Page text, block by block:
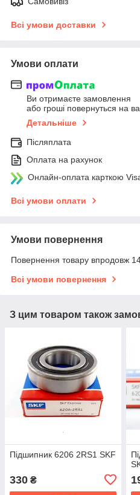
Всі умови доставки
Умови оплати
Ви отримаєте замовлення
або гроші повернуться на
Детальніше
Післяплата
Оплата на рахунок
Онлайн-оплата карткою
Всі умови оплати
Умови повернення
Повернення товару впродовж
Всі умови повернення
З цим товаром також
Підшипник 6206 2RS1 SKF
330 ₴